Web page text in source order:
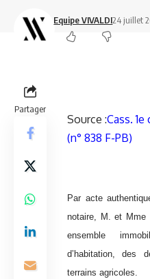
Equipe VIVALDI24 juillet
Partager
Source :Cass. 1e
(n° 838 F-PB)
Par acte
notaire, M. et
ensemble
d’habitation, des
terrains agricoles.